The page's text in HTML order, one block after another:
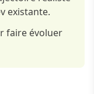
existante.
faire évoluer